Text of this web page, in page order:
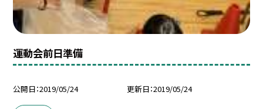
運動会前日準備
公開日 2019/05/24 更新日 2019/05/24